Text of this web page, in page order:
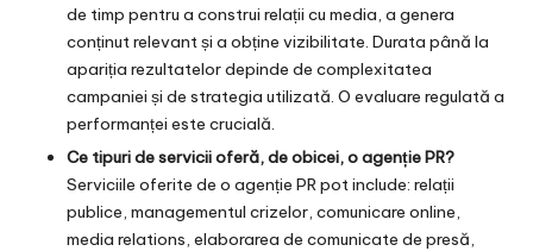
de timp pentru a construi relații cu media, a genera
conținut relevant și a obține vizibilitate. Durata până la
apariția rezultatelor depinde de complexitatea
campaniei și de strategia utilizată. O evaluare regulată a
performanței este crucială.
Ce tipuri de servicii oferă, de obicei, o agenție PR?
Serviciile oferite de o agenție PR pot include: relații
publice, managementul crizelor, comunicare online,
media relations, elaborarea de comunicate de presă,